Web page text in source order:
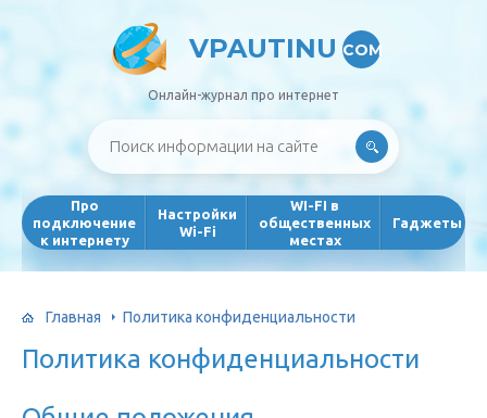
VPAUTINU COM
Онлайн-журнал про интернет
Про
подключение
к интернету
Настройки
Wi-Fi
WI-FI в
общественных
местах
Гаджеты
Главная Политика конфиденциальности
Политика конфиденциальности